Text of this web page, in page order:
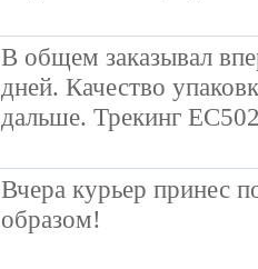
В общем заказывал
дней. Качество
дальше. Трекинг
Вчера курьер принес
образом!